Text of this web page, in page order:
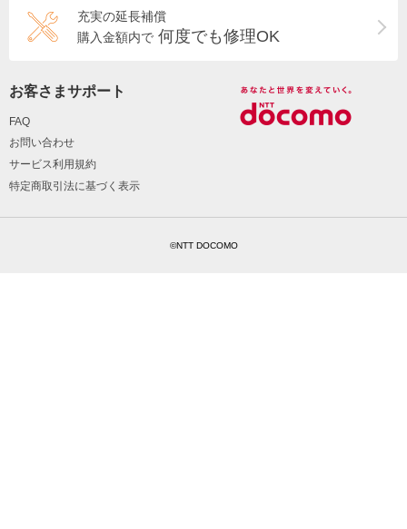
充実の延長補償
購入金額内で 何度でも修理OK
お客さまサポート
FAQ
お問い合わせ
サービス利用規約
特定商取引法に基づく表示
©NTT DOCOMO